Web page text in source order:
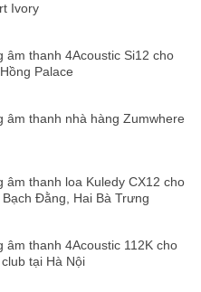
Ivory
âm thanh 4Acoustic Si12 cho
Palace
âm thanh nhà hàng Zumwhere
âm thanh loa Kuledy CX12 cho
Đằng, Hai Bà Trưng
âm thanh 4Acoustic 112K cho
tại Hà Nội